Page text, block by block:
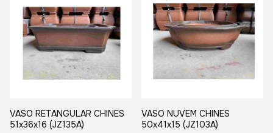
VASO RETANGULAR CHINES
51x36x16 (JZ135A)
VASO NUVEM CHINES
50x41x15 (JZ103A)